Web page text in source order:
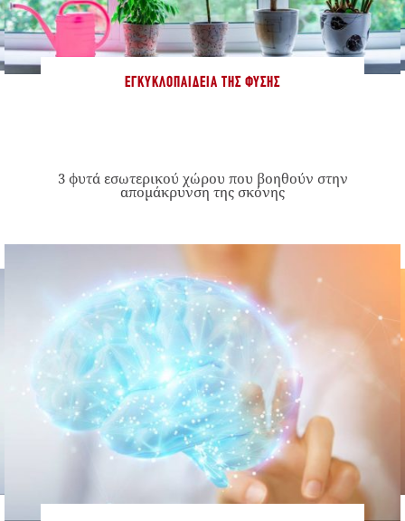
ΕΓΚΥΚΛΟΠΑΊΔΕΙΑ ΤΗΣ ΦΎΣΗΣ
3 φυτά εσωτερικού χώρου που βοηθούν στην
απομάκρυνση της σκόνης